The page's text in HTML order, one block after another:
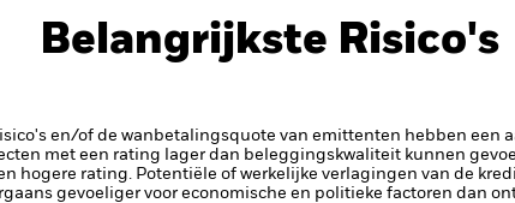
Belangrijkste Risico's
en/of de wanbetalingsquote van emittenten hebben een
met een rating lager dan beleggingskwaliteit kunnen
hogere rating. Potentiële of werkelijke verlagingen van de
gevoeliger voor economische en politieke factoren dan